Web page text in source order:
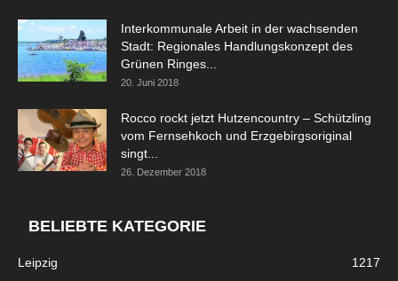
Interkommunale Arbeit in der wachsenden
Stadt: Regionales Handlungskonzept des
Grünen Ringes...
20. Juni 2018
Rocco rockt jetzt Hutzencountry – Schützling
vom Fernsehkoch und Erzgebirgsoriginal
singt...
26. Dezember 2018
BELIEBTE KATEGORIE
Leipzig
1217